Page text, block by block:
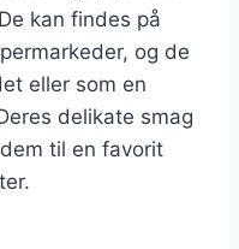
kan findes på
og de
eller som en
delikate smag
til en favorit